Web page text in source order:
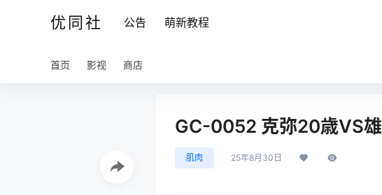
优同社 公告 萌新教程
首页 影视 商店
GC-0052 克弥20歳VS
肌肉 25年8月30日